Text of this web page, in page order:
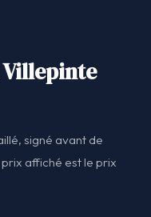
Villepinte
signé avant de
affiché est le prix